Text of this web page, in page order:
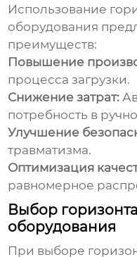
Использование
оборудования
преимуществ:
Повышение
процесса загрузки.
Снижение затрат:
потребность в
Улучшение
травматизма.
Оптимизация
равномерное
Выбор
оборудования
При выборе